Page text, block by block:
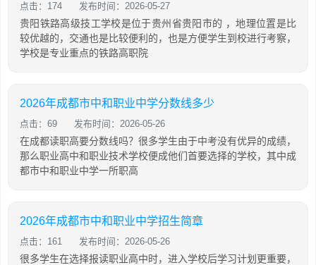
点击：174 发布时间：2026-05-27
贵阳铁路高级技工学校是位于贵州省贵阳市的 ，地理位置是比
较优越的，交通也是比较便利的，也是方便学生到校进行考察，
学校是专业重点的铁路高职院
2026年成都市中和职业中学分数线多少
点击：69 发布时间：2026-05-26
在成都读职高要分数线吗？很多学生由于中考没有优异的成绩，
那么职业高中和职业技术学校便成他们首要选择的学校，其中成
都市中和职业中学一所职高
2026年成都市中和职业中学招生简章
点击：161 发布时间：2026-05-26
很多学生在选择报读职业高中时，进入学校后学习计划更重要，